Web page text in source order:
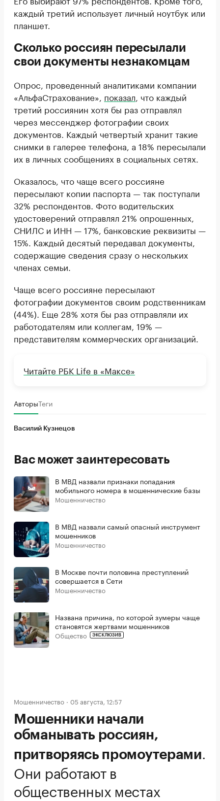
каждый третий использует личный ноутбук или
планшет.
Сколько россиян пересылали
свои документы незнакомцам
Опрос, проведенный аналитиками компании
«АльфаСтрахование», показал , что каждый
третий россиянин хотя бы раз отправлял
через мессенджер фотографии своих
документов. Каждый четвертый хранит такие
снимки в галерее телефона, а 18% пересылали
их в личных сообщениях в социальных сетях.
Оказалось, что чаще всего россияне
пересылают копии паспорта — так поступали
32% респондентов. Фото водительских
удостоверений отправлял 21% опрошенных,
СНИЛС и ИНН — 17%, банковские реквизиты —
15%. Каждый десятый передавал документы,
содержащие сведения сразу о нескольких
членах семьи.
Чаще всего россияне пересылают
фотографии документов своим родственникам
(44%). Еще 28% хотя бы раз отправляли их
работодателям или коллегам, 19% —
представителям коммерческих организаций.
Читайте РБК Life в «Максе»
АвторыТеги
Василий Кузнецов
Вас может заинтересовать
В МВД назвали признаки попадания
мобильного номера в мошеннические базы
Мошенничество
В МВД назвали самый опасный инструмент
мошенников
Мошенничество
В Москве почти половина преступлений
совершается в Сети
Мошенничество
Названа причина, по которой зумеры чаще
становятся жертвами мошенников
Общество ЭКСКЛЮЗИВ
Мошенничество 05 августа, 12:57
Мошенники начали
обманывать россиян,
притворяясь промоутерами
Они работают в
общественных местах